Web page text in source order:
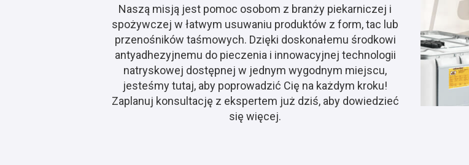
Naszą misją jest pomoc osobom z branży piekarniczej i
spożywczej w łatwym usuwaniu produktów z form, tac lub
przenośników taśmowych. Dzięki doskonałemu środkowi
antyadhezyjnemu do pieczenia i innowacyjnej technologii
natryskowej dostępnej w jednym wygodnym miejscu,
jesteśmy tutaj, aby poprowadzić Cię na każdym kroku!
Zaplanuj konsultację z ekspertem już dziś, aby dowiedzieć
się więcej.